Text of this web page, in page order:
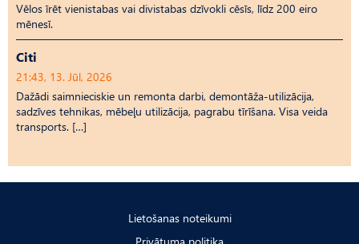
Vēlos īrēt vienistabas vai divistabas dzīvokli cēsīs, līdz 200 eiro
mēnesī.
Citi
21:43, 13. Jūl, 2026
Dažādi saimnieciskie un remonta darbi, demontāža-utilizācija,
sadzīves tehnikas, mēbeļu utilizācija, pagrabu tīrīšana. Visa veida
transports. […]
Lietošanas noteikumi